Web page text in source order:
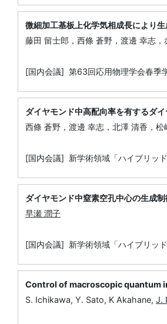
微細加工基板上化学気相成長により
藤田 留士郎，西條 蒼野，渡邊 幸志，
[国内会議] 第63回応用物理学会春季
ダイヤモンド中高配向率を有するダ
西條 蒼野，渡邊 幸志，北澤 清香，松
[国内会議] 新学術領域「ハイブリッ
ダイヤモンド中窒素空孔中心の生成
早瀬 潤子
[国内会議] 新学術領域「ハイブリッ
Control of macroscopic quantum
S. Ichikawa, Y. Sato, K Akahane, J.